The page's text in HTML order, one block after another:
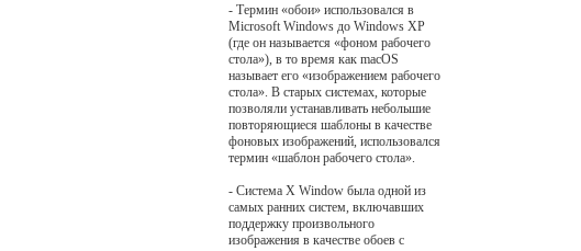
- Термин «обои» использовался в
Microsoft Windows до Windows XP
(где он называется «фоном рабочего
стола»), в то время как macOS
называет его «изображением рабочего
стола». В старых системах, которые
позволяли устанавливать небольшие
повторяющиеся шаблоны в качестве
фоновых изображений, использовался
термин «шаблон рабочего стола».
- Система X Window была одной из
самых ранних систем, включавших
поддержку произвольного
изображения в качестве обоев с